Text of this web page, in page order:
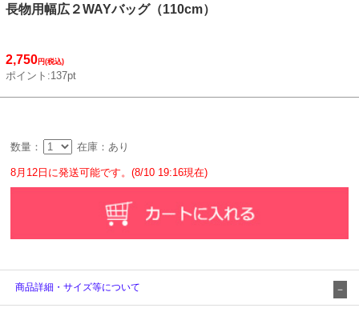
長物用幅広２WAYバッグ（110cm）
2,750円(税込)
ポイント:137pt
数量： 在庫：あり
8月12日に発送可能です。(8/10 19:16現在)
商品詳細・サイズ等について